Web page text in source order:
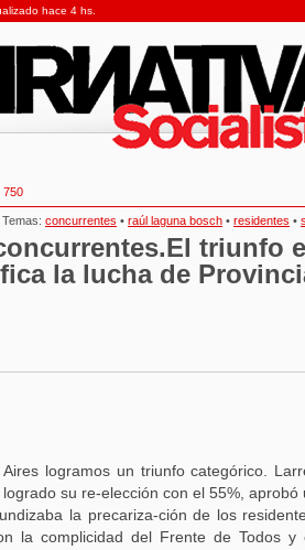
hace 4 hs.
750
Temas: concurrentes • raúl laguna bosch • residentes •
triunfo
la lucha de
logramos un triunfo categórico.
su re-elección con el 55%, aprobó
la precariza-ción de los
la complicidad del Frente de Todos y